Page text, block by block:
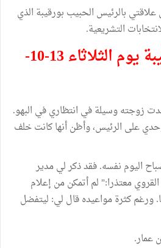
بالرئيس الحبيب بورقيبة الذي
التشريعية.
لقاء الرئيس بورقيبة يوم الثلاثاء 13-10-
زوجته وسيلة في انتظاري في البهو.
على الرئيس، وأظن أنها كانت خلف
اليوم نفسه. فقد ذكر لي مدير
معتذرا:" لم أتمكن من إعلام
ورغم كثرة مواعيده قال لي: ليتفضل
عمار.